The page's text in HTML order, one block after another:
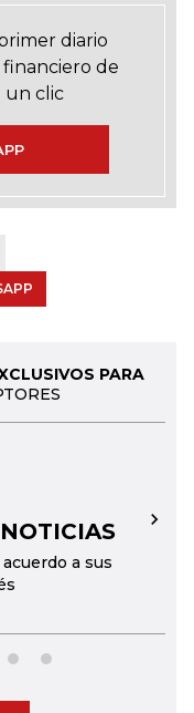
diario
de
un clic
PARA
a sus
→